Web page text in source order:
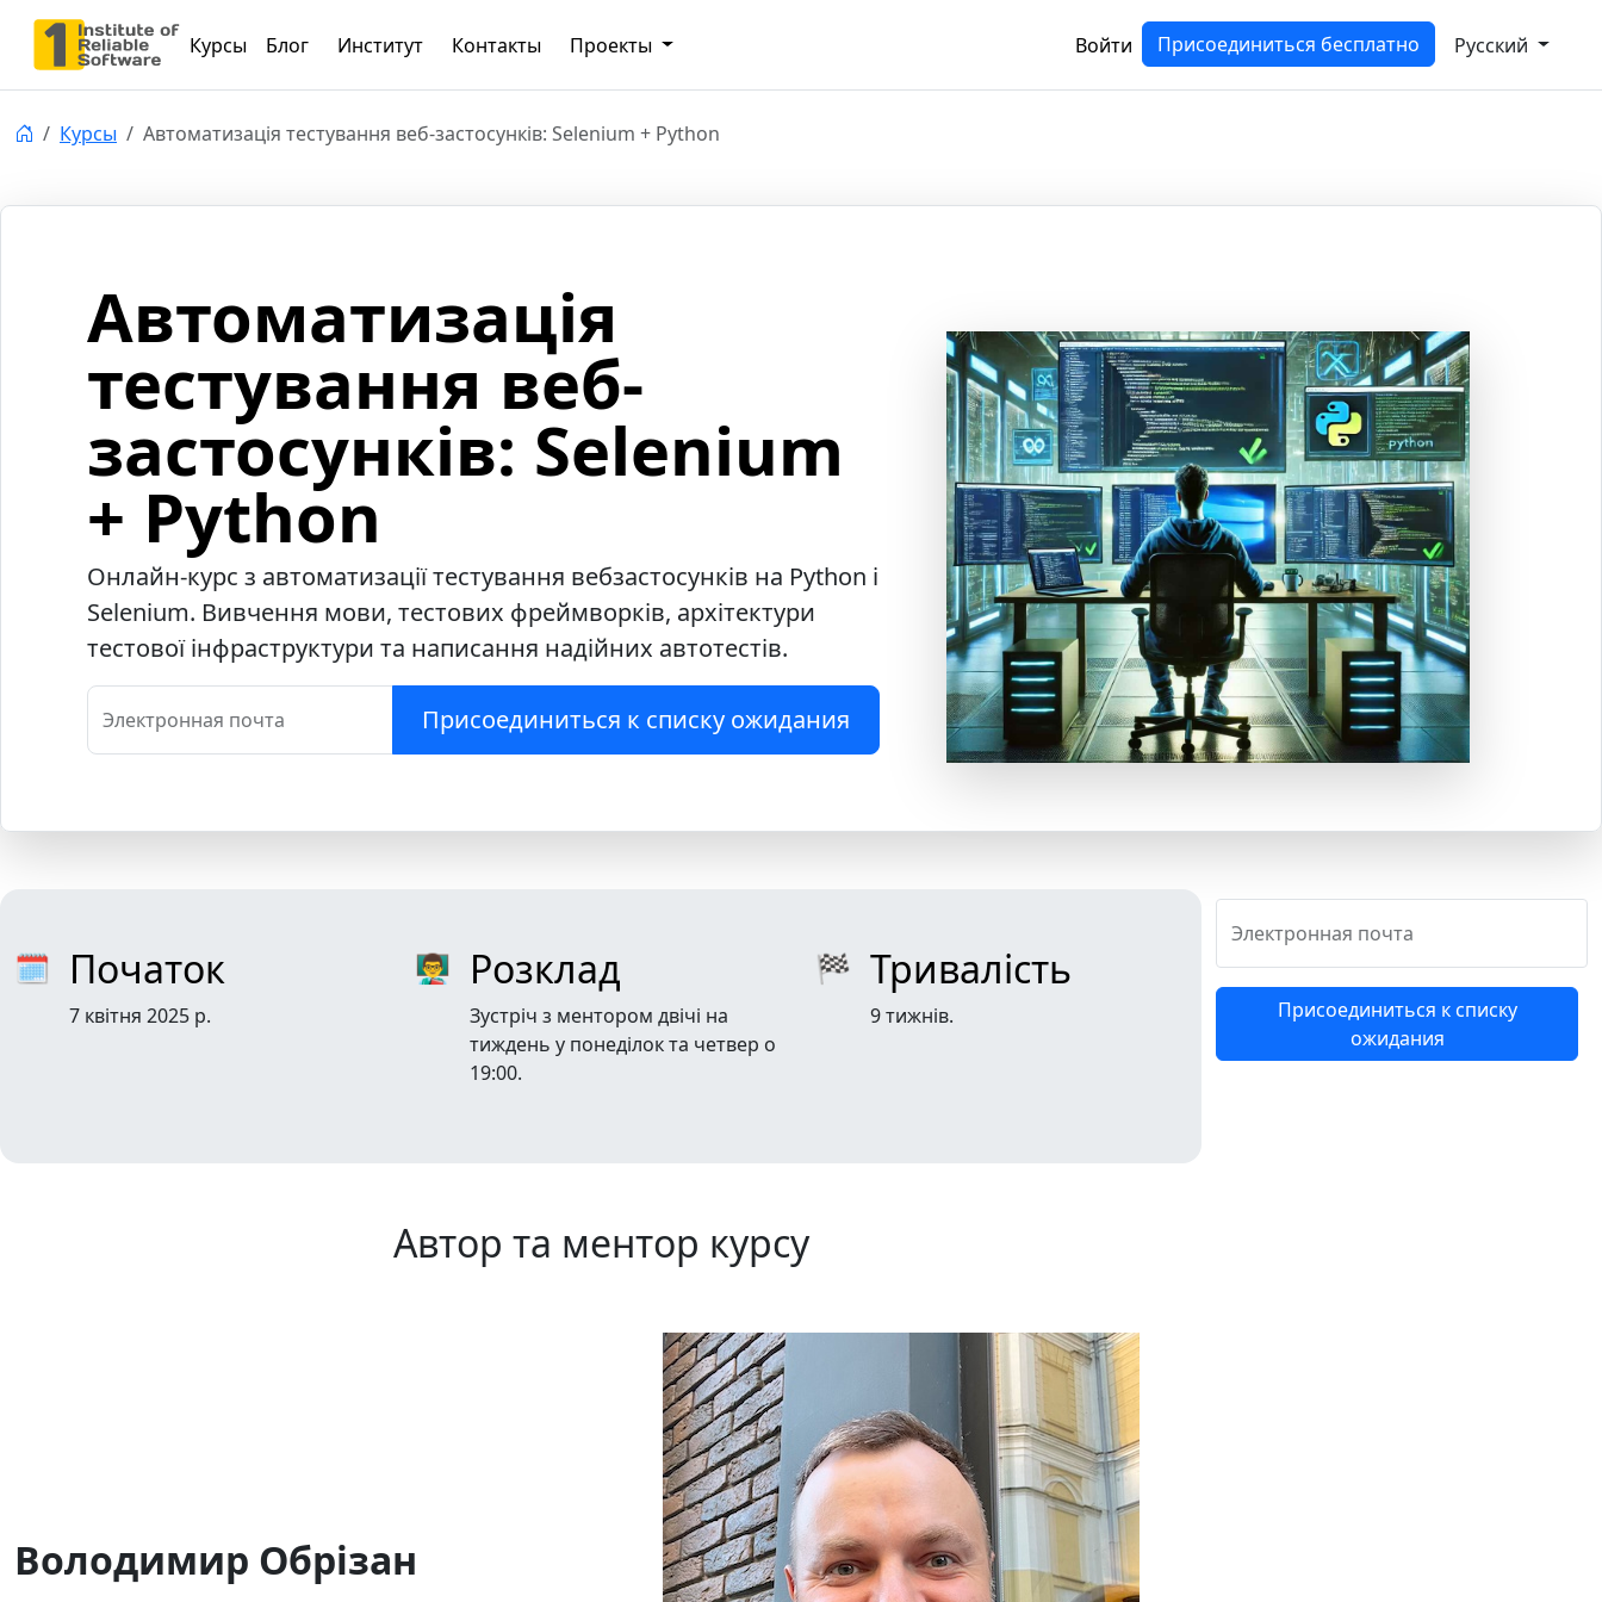
Курсы Блог Институт Контакты Проекты Войти Присоединиться бесплатно Русский
Курсы Автоматизація тестування веб-застосунків: Selenium + Python
Автоматизація
тестування веб-
застосунків: Selenium
+ Python
Онлайн-курс з автоматизації тестування вебзастосунків на Python і
Selenium. Вивчення мови, тестових фреймворків, архітектури
тестової інфраструктури та написання надійних автотестів.
Электронная почта Присоединиться к списку ожидания
🗓 Початок
7 квітня 2025 р.
👨‍🏫 Розклад
Зустріч з ментором двічі на
тиждень у понеділок та четвер о
19:00.
🏁 Тривалість
9 тижнів.
Автор та ментор курсу
Володимир Обрізан
Электронная почта
Присоединиться к списку
ожидания